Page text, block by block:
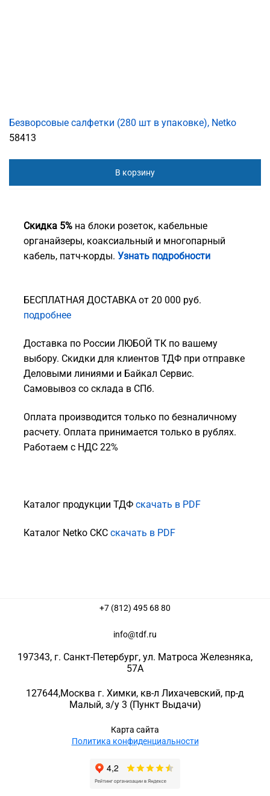
Безворсовые салфетки (280 шт в упаковке), Netko
58413
В корзину
Скидка 5% на блоки розеток, кабельные
органайзеры, коаксиальный и многопарный
кабель, патч-корды. Узнать подробности
БЕСПЛАТНАЯ ДОСТАВКА от 20 000 руб.
подробнее
Доставка по России ЛЮБОЙ ТК по вашему
выбору. Скидки для клиентов ТДФ при отправке
Деловыми линиями и Байкал Сервис.
Самовывоз со склада в СПб.
Оплата производится только по безналичному
расчету. Оплата принимается только в рублях.
Работаем с НДС 22%
Каталог продукции ТДФ скачать в PDF
Каталог Netko СКС скачать в PDF
+7 (812) 495 68 80
info@tdf.ru
197343, г. Санкт-Петербург, ул. Матроса Железняка,
57A
127644,Москва г. Химки, кв-л Лихачевский, пр-д
Малый, з/у 3 (Пункт Выдачи)
Карта сайта
Политика конфиденциальности